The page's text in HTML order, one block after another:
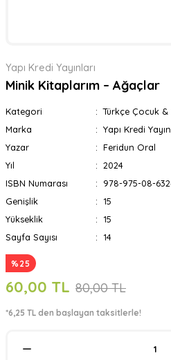
Yapı Kredi Yayınları
Minik Kitaplarım – Ağaçlar
Kategori
Türkçe Çocuk &
Marka
Yapı Kredi
Yazar
Feridun Oral
Yıl
2024
ISBN Numarası
978-975-08-
Genişlik
15
Yükseklik
15
Sayfa Sayısı
14
%25
60,00 TL 80,00 TL
*6,25 TL den başlayan taksitlerle!